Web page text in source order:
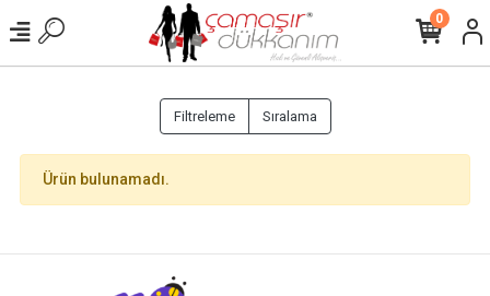
0
Filtreleme Sıralama
Ürün bulunamadı.